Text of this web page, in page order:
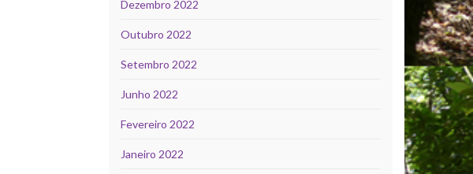
Dezembro 2022
Outubro 2022
Setembro 2022
Junho 2022
Fevereiro 2022
Janeiro 2022